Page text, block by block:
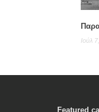
Ιούλ
Featured